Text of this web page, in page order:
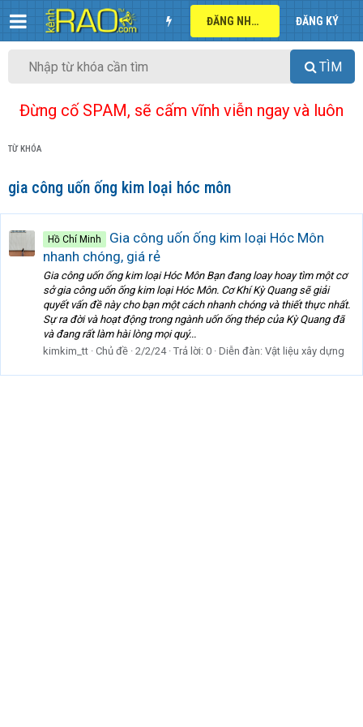
ĐĂNG NHẬP ĐĂNG KÝ
TÌM
Đừng cố SPAM, sẽ cấm vĩnh viễn ngay và luôn
TỪ KHÓA
gia công uốn ống kim loại hóc môn
Hồ Chí Minh
Gia công uốn ống kim loại Hóc Môn
nhanh chóng, giá rẻ
Gia công uốn ống kim loại Hóc Môn Bạn đang loay hoay tìm một cơ
sở gia công uốn ống kim loại Hóc Môn. Cơ Khí Kỳ Quang sẽ giải
quyết vấn đề này cho bạn một cách nhanh chóng và thiết thực nhất.
Sự ra đời và hoạt động trong ngành uốn ống thép của Kỳ Quang đã
và đang rất làm hài lòng mọi quý...
kimkim_tt Chủ đề 2/2/24 Trả lời: 0 Diễn đàn: Vật liệu xây dựng